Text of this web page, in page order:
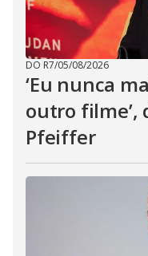
DO R7/05/08/2026
‘Eu nunca
outro filme’,
Pfeiffer